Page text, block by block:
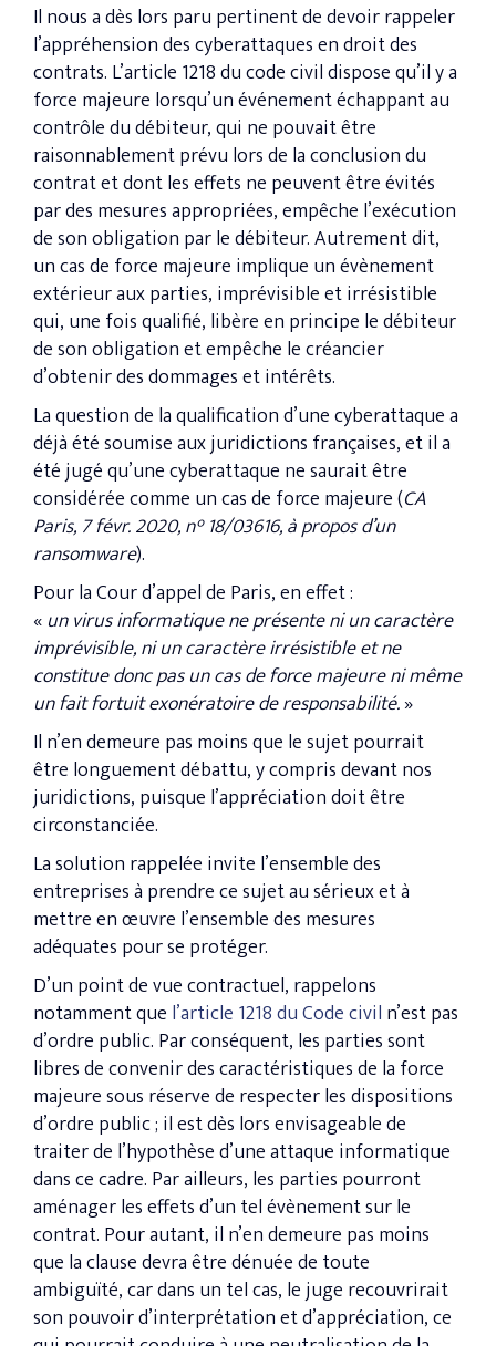
Il nous a dès lors paru pertinent de devoir rappeler
l’appréhension des cyberattaques en droit des
contrats. L’article 1218 du code civil dispose qu’il y a
force majeure lorsqu’un événement échappant au
contrôle du débiteur, qui ne pouvait être
raisonnablement prévu lors de la conclusion du
contrat et dont les effets ne peuvent être évités
par des mesures appropriées, empêche l’exécution
de son obligation par le débiteur. Autrement dit,
un cas de force majeure implique un évènement
extérieur aux parties, imprévisible et irrésistible
qui, une fois qualifié, libère en principe le débiteur
de son obligation et empêche le créancier
d’obtenir des dommages et intérêts.
La question de la qualification d’une cyberattaque a
déjà été soumise aux juridictions françaises, et il a
été jugé qu’une cyberattaque ne saurait être
considérée comme un cas de force majeure (CA
Paris, 7 févr. 2020, n° 18/03616, à propos d’un
ransomware).
Pour la Cour d’appel de Paris, en effet :
« un virus informatique ne présente ni un caractère
imprévisible, ni un caractère irrésistible et ne
constitue donc pas un cas de force majeure ni même
un fait fortuit exonératoire de responsabilité.»
Il n’en demeure pas moins que le sujet pourrait
être longuement débattu, y compris devant nos
juridictions, puisque l’appréciation doit être
circonstanciée.
La solution rappelée invite l’ensemble des
entreprises à prendre ce sujet au sérieux et à
mettre en œuvre l’ensemble des mesures
adéquates pour se protéger.
D’un point de vue contractuel, rappelons
notamment que l’article 1218 du Code civil n’est pas
d’ordre public. Par conséquent, les parties sont
libres de convenir des caractéristiques de la force
majeure sous réserve de respecter les dispositions
d’ordre public ; il est dès lors envisageable de
traiter de l’hypothèse d’une attaque informatique
dans ce cadre. Par ailleurs, les parties pourront
aménager les effets d’un tel évènement sur le
contrat. Pour autant, il n’en demeure pas moins
que la clause devra être dénuée de toute
ambiguïté, car dans un tel cas, le juge recouvrirait
son pouvoir d’interprétation et d’appréciation, ce